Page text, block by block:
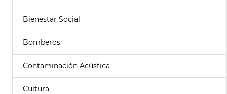
Bienestar Social
Bomberos
Contaminación Acústica
Cultura